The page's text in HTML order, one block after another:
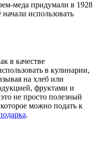
меда придумали в 1928
использовать
в качестве
в кулинарии,
на хлеб или
фруктами и
не просто полезный
можно подать к
.